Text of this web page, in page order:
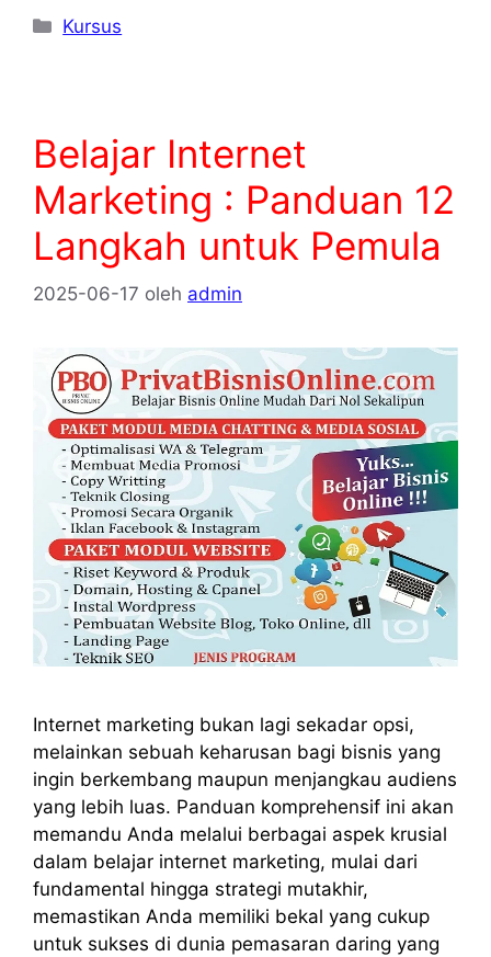
Kategori
Kursus
Belajar Internet
Marketing : Panduan 12
Langkah untuk Pemula
2025-06-17 oleh admin
Internet marketing bukan lagi sekadar opsi,
melainkan sebuah keharusan bagi bisnis yang
ingin berkembang maupun menjangkau audiens
yang lebih luas. Panduan komprehensif ini akan
memandu Anda melalui berbagai aspek krusial
dalam belajar internet marketing, mulai dari
fundamental hingga strategi mutakhir,
memastikan Anda memiliki bekal yang cukup
untuk sukses di dunia pemasaran daring yang